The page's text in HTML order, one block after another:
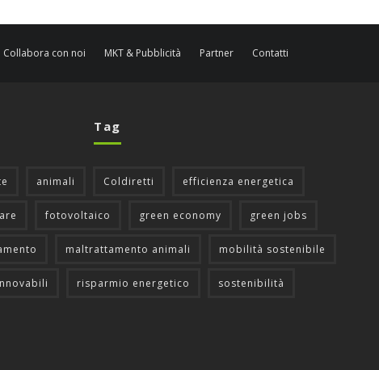
Collabora con noi MKT & Pubblicità Partner Contatti
Tag
animali Coldiretti efficienza energetica
fotovoltaico green economy green jobs
maltrattamento animali mobilità sostenibile
risparmio energetico sostenibilità